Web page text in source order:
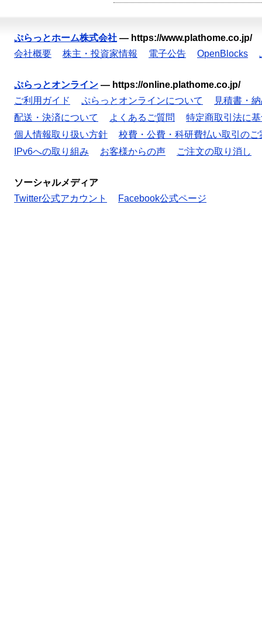
ぷらっとホーム株式会社 — https://www.plathome.co.jp/
会社概要
株主・投資家情報 電子公告 OpenBlocks
ぷらっとオンライン — https://online.plathome.co.jp/
ご利用ガイド
ぷらっとオンラインについて
見積書・
配送・決済について
よくあるご質問
特定商取引法に
個人情報取り扱い方針
校費・公費・科研費払い取引のご
IPv6への取り組み
お客様からの声 ご注文の取り消し
ソーシャルメディア
Twitter公式アカウント
Facebook公式ページ